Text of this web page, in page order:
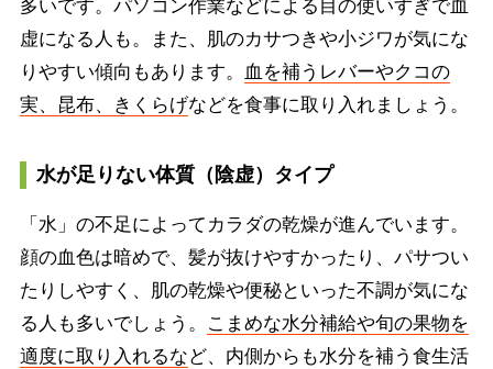
多いです。パソコン作業などによる目の使いすぎで血
虚になる人も。また、肌のカサつきや小ジワが気にな
りやすい傾向もあります。
血を補うレバーやクコの
実、昆布、きくらげなどを食事に取り入れましょう。
水が足りない体質（陰虚）タイプ
「水」の不足によってカラダの乾燥が進んでいます。
顔の血色は暗めで、髪が抜けやすかったり、パサつい
たりしやすく、肌の乾燥や便秘といった不調が気にな
る人も多いでしょう。
こまめな水分補給や旬の果物を
適度に取り入れるなど、内側からも水分を補う食生活